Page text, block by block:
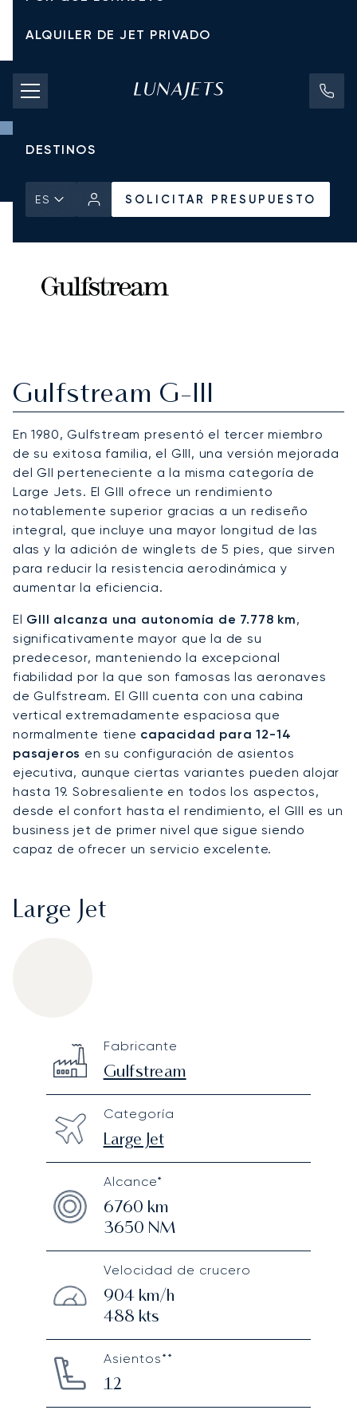
ALQUILER DE JET PRIVADO
TARIFAS DE CHÁRTER
JETS PRIVADOS
DESTINOS
ES SOLICITAR PRESUPUESTO
Gulfstream G-III
En 1980, Gulfstream presentó el tercer miembro
de su exitosa familia, el GIII, una versión mejorada
del GII perteneciente a la misma categoría de
Large Jets. El GIII ofrece un rendimiento
notablemente superior gracias a un rediseño
integral, que incluye una mayor longitud de las
alas y la adición de winglets de 5 pies, que sirven
para reducir la resistencia aerodinámica y
aumentar la eficiencia.
El GIII alcanza una autonomía de 7.778 km,
significativamente mayor que la de su
predecesor, manteniendo la excepcional
fiabilidad por la que son famosas las aeronaves
de Gulfstream. El GIII cuenta con una cabina
vertical extremadamente espaciosa que
normalmente tiene capacidad para 12-14
pasajeros en su configuración de asientos
ejecutiva, aunque ciertas variantes pueden alojar
hasta 19. Sobresaliente en todos los aspectos,
desde el confort hasta el rendimiento, el GIII es un
business jet de primer nivel que sigue siendo
capaz de ofrecer un servicio excelente.
Large Jet
Technical specifications
Fabricante
Gulfstream
Categoría
Large Jet
Alcance*
6760 km
3650 NM
Velocidad de crucero
904km/h
488 kts
Asientos**
12